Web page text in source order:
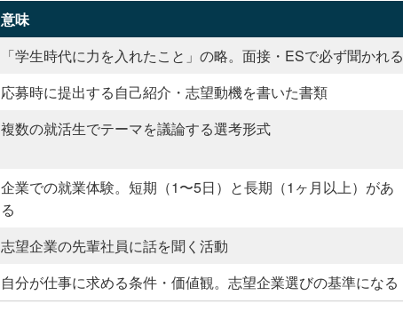
意味
「学生時代に力を入れたこと」の略。面接・ESで必ず聞かれる
応募時に提出する自己紹介・志望動機を書いた書類
複数の就活生でテーマを議論する選考形式
企業での就業体験。短期（1〜5日）と長期（1ヶ月以上）があ
る
志望企業の先輩社員に話を聞く活動
自分が仕事に求める条件・価値観。志望企業選びの基準になる